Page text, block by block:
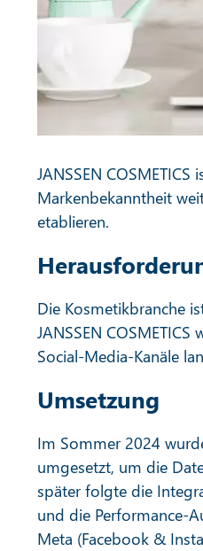
JANSSEN
Markenbekanntheit
etablieren.
Die Kosmetikbranche
JANSSEN
Social-Media-Kanäle
Umsetzung
Im Sommer 2024
umgesetzt, um die
später folgte die
und die Performance-
Meta (Facebook &